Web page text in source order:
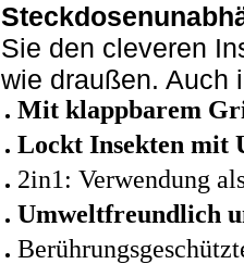
Sie den cleveren
wie draußen. Auch
Mit klappbarem
Lockt Insekten mit
2in1: Verwendung
Umweltfreundlich